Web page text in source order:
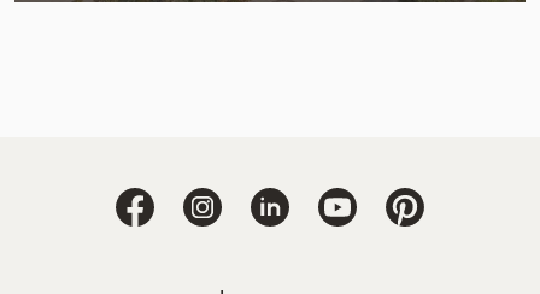
Jacobi Dachziegel
Jacobi Dachziegel auf Facebook
Jacobi Dachziegel auf Instagram
Jacobi Dachziegel auf
Jacobi Dachziegel
Jacobi